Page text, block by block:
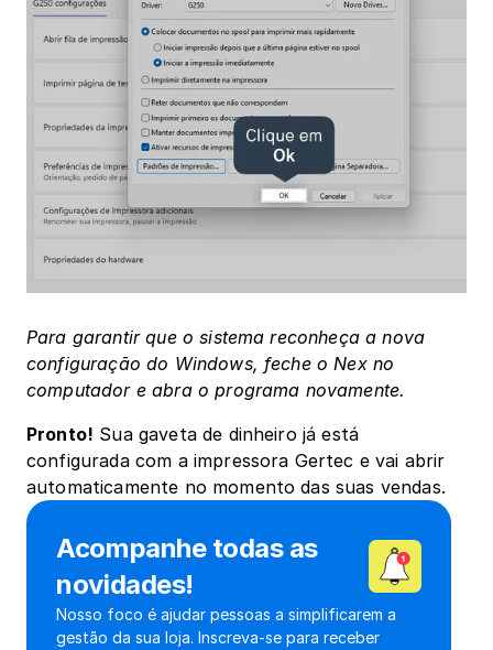
Para garantir que o sistema reconheça a nova
configuração do Windows, feche o Nex no
computador e abra o programa novamente.
Pronto! Sua gaveta de dinheiro já está
configurada com a impressora Gertec e vai abrir
automaticamente no momento das suas vendas.
Acompanhe todas as
novidades!
Nosso foco é ajudar pessoas a simplificarem a
gestão da sua loja. Inscreva-se para receber